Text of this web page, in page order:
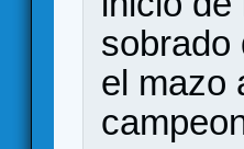
sobrado
el mazo